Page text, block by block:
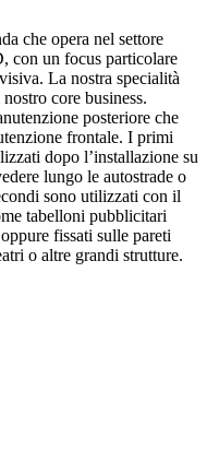
che opera nel settore
con un focus particolare
La nostra specialità
core business.
posteriore che
frontale. I primi
dopo l’installazione su
lungo le autostrade o
sono utilizzati con il
tabelloni pubblicitari
fissati sulle pareti
o altre grandi strutture.